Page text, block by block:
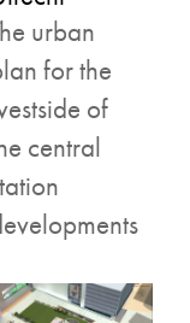
urban
for the
of
central